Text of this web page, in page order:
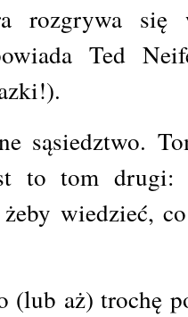
rozgrywa się
Ted
sąsiedztwo.
to tom
wiedzieć,
(lub aż) trochę